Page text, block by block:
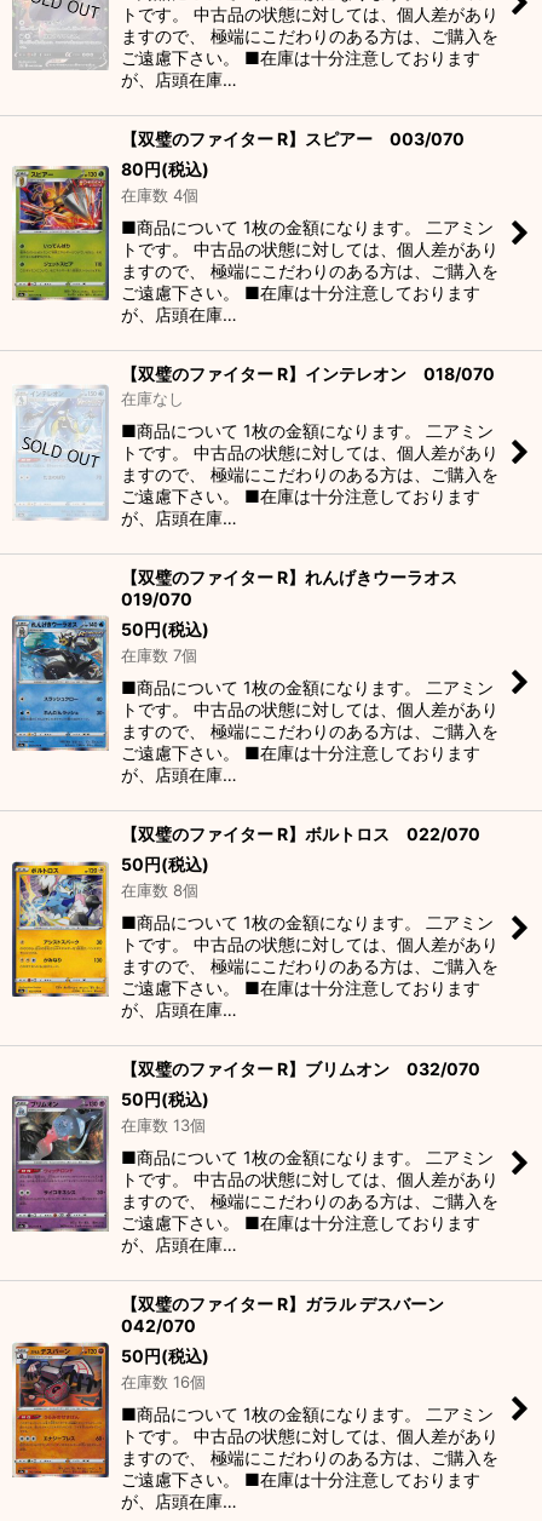
トです。 中古品の状態に対しては、個人差があり
ますので、 極端にこだわりのある方は、ご購入を
ご遠慮下さい。 ■在庫は十分注意しております
が、店頭在庫…
【双璧のファイター R】スピアー 003/070
80円(税込)
在庫数 4個
■商品について 1枚の金額になります。 二アミン
トです。 中古品の状態に対しては、個人差があり
ますので、 極端にこだわりのある方は、ご購入を
ご遠慮下さい。 ■在庫は十分注意しております
が、店頭在庫…
【双璧のファイター R】インテレオン 018/070
在庫なし
■商品について 1枚の金額になります。 二アミン
トです。 中古品の状態に対しては、個人差があり
ますので、 極端にこだわりのある方は、ご購入を
ご遠慮下さい。 ■在庫は十分注意しております
が、店頭在庫…
【双璧のファイター R】れんげきウーラオス
019/070
50円(税込)
在庫数 7個
■商品について 1枚の金額になります。 二アミン
トです。 中古品の状態に対しては、個人差があり
ますので、 極端にこだわりのある方は、ご購入を
ご遠慮下さい。 ■在庫は十分注意しております
が、店頭在庫…
【双璧のファイター R】ボルトロス 022/070
50円(税込)
在庫数 8個
■商品について 1枚の金額になります。 二アミン
トです。 中古品の状態に対しては、個人差があり
ますので、 極端にこだわりのある方は、ご購入を
ご遠慮下さい。 ■在庫は十分注意しております
が、店頭在庫…
【双璧のファイター R】ブリムオン 032/070
50円(税込)
在庫数 13個
■商品について 1枚の金額になります。 二アミン
トです。 中古品の状態に対しては、個人差があり
ますので、 極端にこだわりのある方は、ご購入を
ご遠慮下さい。 ■在庫は十分注意しております
が、店頭在庫…
【双璧のファイター R】ガラル デスバーン
042/070
50円(税込)
在庫数 16個
■商品について 1枚の金額になります。 二アミン
トです。 中古品の状態に対しては、個人差があり
ますので、 極端にこだわりのある方は、ご購入を
ご遠慮下さい。 ■在庫は十分注意しております
が、店頭在庫…